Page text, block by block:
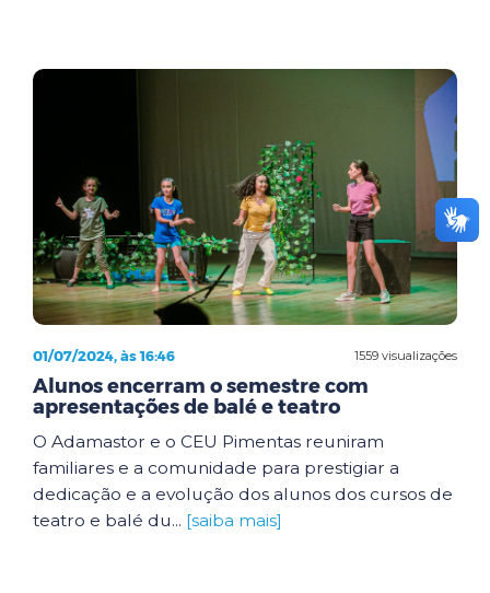
1559 visualizações
01/07/2024, às 16:46
Alunos encerram o semestre com
apresentações de balé e teatro
O Adamastor e o CEU Pimentas reuniram
familiares e a comunidade para prestigiar a
dedicação e a evolução dos alunos dos cursos de
teatro e balé du... [saiba mais]